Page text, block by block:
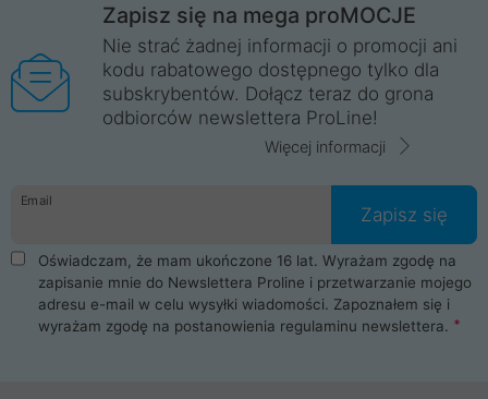
Zapisz się na mega proMOCJE
Nie strać żadnej informacji o promocji ani
kodu rabatowego dostępnego tylko dla
subskrybentów. Dołącz teraz do grona
odbiorców newslettera ProLine!
Więcej informacji
Email
Zapisz się
Oświadczam, że mam ukończone 16 lat. Wyrażam zgodę na
zapisanie mnie do Newslettera Proline i przetwarzanie mojego
adresu e-mail w celu wysyłki wiadomości. Zapoznałem się i
wyrażam zgodę na postanowienia regulaminu newslettera.